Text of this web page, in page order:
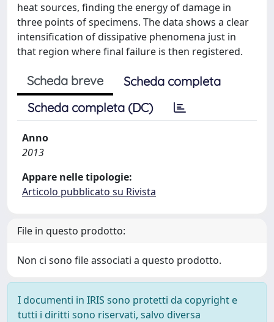
heat sources, finding the energy of damage in
three points of specimens. The data shows a clear
intensification of dissipative phenomena just in
that region where final failure is then registered.
Scheda breve
Scheda completa
Scheda completa (DC)
Anno
2013
Appare nelle tipologie:
Articolo pubblicato su Rivista
File in questo prodotto:
Non ci sono file associati a questo prodotto.
I documenti in IRIS sono protetti da copyright e
tutti i diritti sono riservati, salvo diversa